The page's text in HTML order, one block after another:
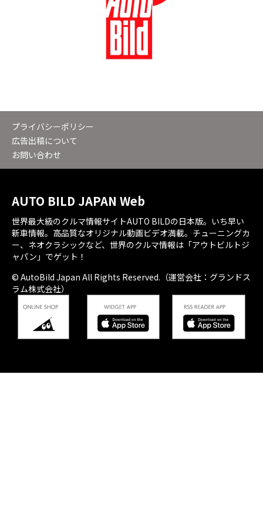
プライバシーポリシー
広告出稿について
お問い合わせ
AUTO BILD JAPAN Web
世界最大級のクルマ情報サイトAUTO BILDの日本版。いち早い
新車情報。高品質なオリジナル動画ビデオ満載。チューニングカ
ー、ネオクラシックなど、世界のクルマ情報は「アウトビルトジ
ャパン」でゲット！
© AutoBild Japan All Rights Reserved.（運営会社：グランドス
ラム株式会社）